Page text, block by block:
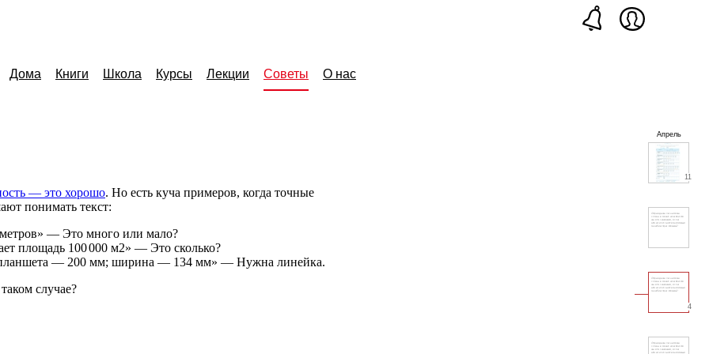
Дома Книги Школа Курсы Лекции Советы О нас
Апрель
11
4
— это хорошо. Но есть куча примеров, когда точные
понимать текст:
— Это много или мало?
площадь 100000 м2» — Это сколько?
— 200 мм; ширина — 134 мм» — Нужна линейка.
случае?